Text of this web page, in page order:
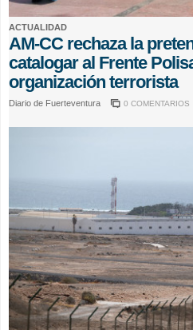
ACTUALIDAD
AM-CC rechaza la
catalogar al Frente
organización terrorista
Diario de Fuerteventura 0 COMENTARIOS